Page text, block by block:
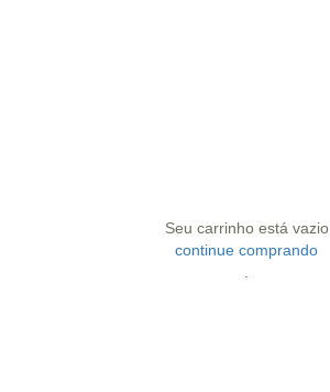
Seu carrinho está vazio
continue comprando
.